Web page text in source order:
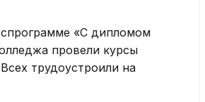
«С дипломом
провели курсы
трудоустроили на